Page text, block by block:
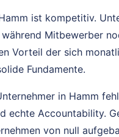
ist kompetitiv.
Mitbewerber
Vorteil der sich
Fundamente.
in Hamm
echte Accountability.
von null